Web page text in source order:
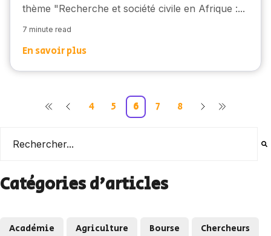
thème "Recherche et société civile en Afrique :...
7 minute read
En savoir plus
4 5 6 7 8
Catégories d'articles
Académie Agriculture Bourse
Chercheurs